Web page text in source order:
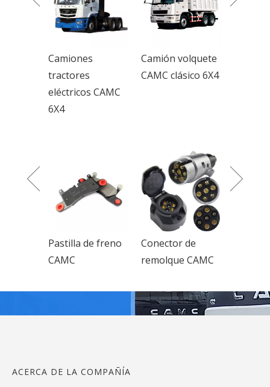
Camión volquete
CAMC clásico 6X4
Camiones
volquete CAMC
Conector de
remolque CAMC
Filtro de aire
CAMC
ACERCA DE LA COMPAÑÍA